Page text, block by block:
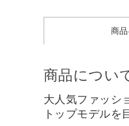
商
商品につい
大人気ファッシ
トップモデル